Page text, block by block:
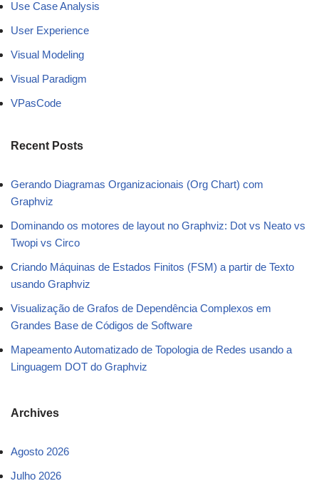
Use Case Analysis
User Experience
Visual Modeling
Visual Paradigm
VPasCode
Recent Posts
Gerando Diagramas Organizacionais (Org Chart) com
Graphviz
Dominando os motores de layout no Graphviz: Dot vs Neato vs
Twopi vs Circo
Criando Máquinas de Estados Finitos (FSM) a partir de Texto
usando Graphviz
Visualização de Grafos de Dependência Complexos em
Grandes Base de Códigos de Software
Mapeamento Automatizado de Topologia de Redes usando a
Linguagem DOT do Graphviz
Archives
Agosto 2026
Julho 2026